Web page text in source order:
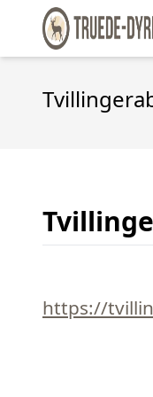
https://